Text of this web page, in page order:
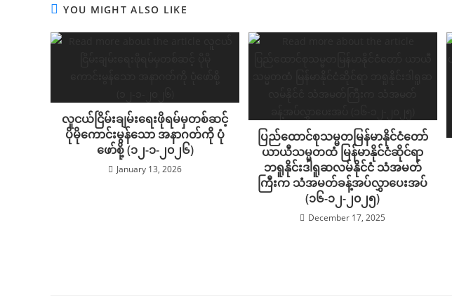
YOU MIGHT ALSO LIKE
လူငယ်ငြိမ်းချမ်းရေးဖိုရမ်မှတစ်ဆင့်
ပိုမိုကောင်းမွန်သော အနာဂတ်ကို ပုံ
ဖော်စို့ (၁၂-၁-၂၀၂၆)
January 13, 2026
ပြည်ထောင်စုသမ္မတမြန်မာနိုင်ငံတော်
ယာယီသမ္မတထံ မြန်မာနိုင်ငံဆိုင်ရာ
ဘရူနိုင်းဒါရူဆလမ်နိုင်ငံ သံအမတ်
ကြီးက သံအမတ်ခန့်အပ်လွှာပေးအပ်
(၁၆-၁၂-၂၀၂၅)
December 17, 2025